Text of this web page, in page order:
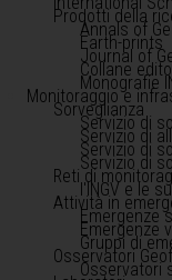
Prodotti della
Annals of
Earth-prints
Journal of
Collane
Monografie
Monitoraggio e
Sorveglianza
Servizio di
Servizio di
Servizio di
Servizio di
Reti di
l'INGV e le
Attività in
Emergenze
Emergenze
Gruppi di
Osservatori
Osservatori